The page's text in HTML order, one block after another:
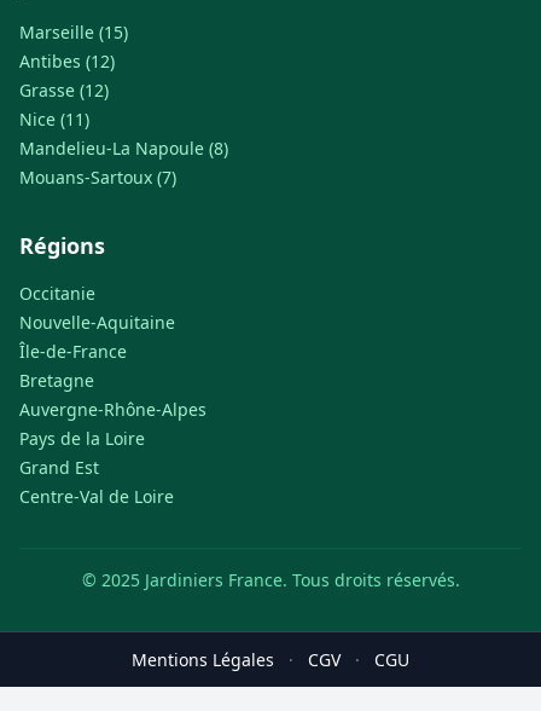
Marseille (15)
Antibes (12)
Grasse (12)
Nice (11)
Mandelieu-La Napoule (8)
Mouans-Sartoux (7)
Régions
Occitanie
Nouvelle-Aquitaine
Île-de-France
Bretagne
Auvergne-Rhône-Alpes
Pays de la Loire
Grand Est
Centre-Val de Loire
© 2025 Jardiniers France. Tous droits réservés.
Mentions Légales · CGV · CGU